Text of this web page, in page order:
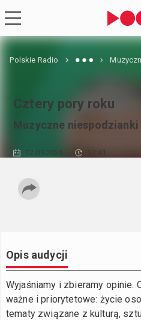
Polskie Radio
Cztery pory roku
Muzyczne niespodzianki
12.09.2025 17:41
Opis audycji
Wyjaśniamy i zbieramy opinie.
ważne i priorytetowe: życie
tematy związane z kulturą,